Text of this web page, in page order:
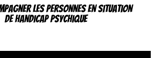
les personnes en situation
de handicap Psychique